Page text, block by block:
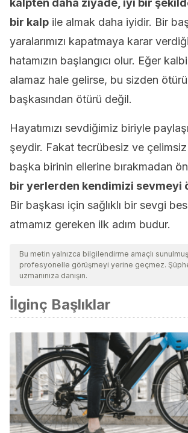
kalpten daha ziyade, iyi bir
bir kalp ile almak daha iyidir. Bir
yaralarımızı kapatmaya karar
hatamızın başlangıcı olur. Eğer
alamaz hale gelirse, bu sizden
başkasından ötürü değil.
Hayatımızı sevdiğimiz biriyle
şeydir. Fakat tecrübesiz ve
başka birinin ellerine bırakmadan
bir yerlerden kendimizi sevmeyi
Bir başkası için sağlıklı bir sevgi
atmamız gereken ilk adım budur.
Bu metin yalnızca bilgilendirme amaçlı
profesyonelle görüşmeyi yerine geçmez.
uzmanınıza danışın.
İlginç Başlıklar